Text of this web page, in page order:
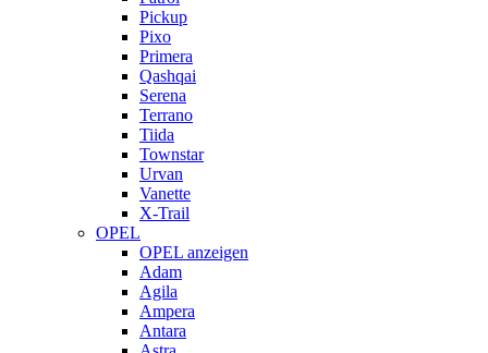
Pickup
Pixo
Primera
Qashqai
Serena
Terrano
Tiida
Townstar
Urvan
Vanette
X-Trail
OPEL
OPEL anzeigen
Adam
Agila
Ampera
Antara